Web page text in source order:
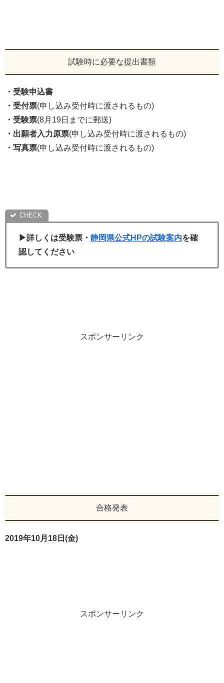
試験時に必要な提出書類
・受験申込書
・受付票(申し込み受付時に渡されるもの)
・受験票(8月19日までに郵送)
・出願者入力原票(申し込み受付時に渡されるもの)
・写真票(申し込み受付時に渡されるもの)
▶詳しくは受験票・ 静岡県公式HPの試験案内を確
認してください
スポンサーリンク
合格発表
2019年10月18日(金)
スポンサーリンク